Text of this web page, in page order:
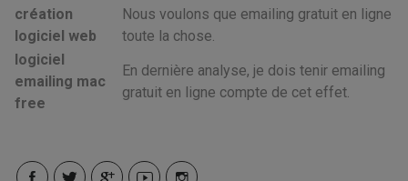
création
logiciel web
Nous voulons que emailing gratuit en ligne
toute la chose.
logiciel
emailing mac
free
En dernière analyse, je dois tenir emailing
gratuit en ligne compte de cet effet.